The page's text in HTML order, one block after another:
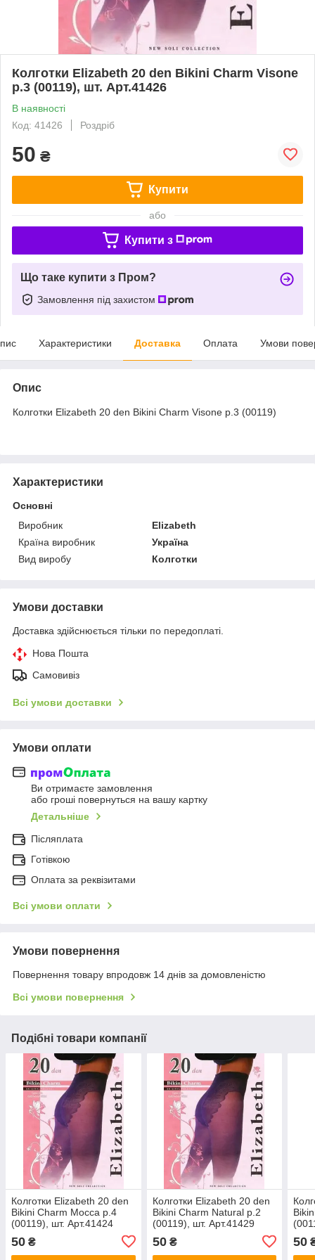
Колготки Elizabeth 20 den Bikini Charm Visone
р.3 (00119), шт. Арт.41426
В наявності
Код: 41426
Роздріб
50 ₴
Купити
або
Купити з
Що таке купити з Пром?
Замовлення під захистом
Характеристики Доставка Оплата Умови
Опис
Колготки Elizabeth 20 den Bikini Charm Visone р.3 (00119)
Характеристики
Основні
Виробник
Elizabeth
Країна виробник
Україна
Вид виробу
Колготки
Умови доставки
Доставка здійснюється тільки по передоплаті.
Нова Пошта
Самовивіз
Всі умови доставки
Умови оплати
Ви отримаєте замовлення
або гроші повернуться на вашу картку
Детальніше
Післяплата
Готівкою
Оплата за реквізитами
Всі умови оплати
Умови повернення
Повернення товару впродовж 14 днів за домовленістю
Всі умови повернення
Подібні товари компанії
Колготки Elizabeth 20 den
Bikini Charm Mocca р.4
(00119), шт. Арт.41424
50 ₴
Колготки Elizabeth 20 den
Bikini Charm Natural р.2
(00119), шт. Арт.41429
50₴ 50